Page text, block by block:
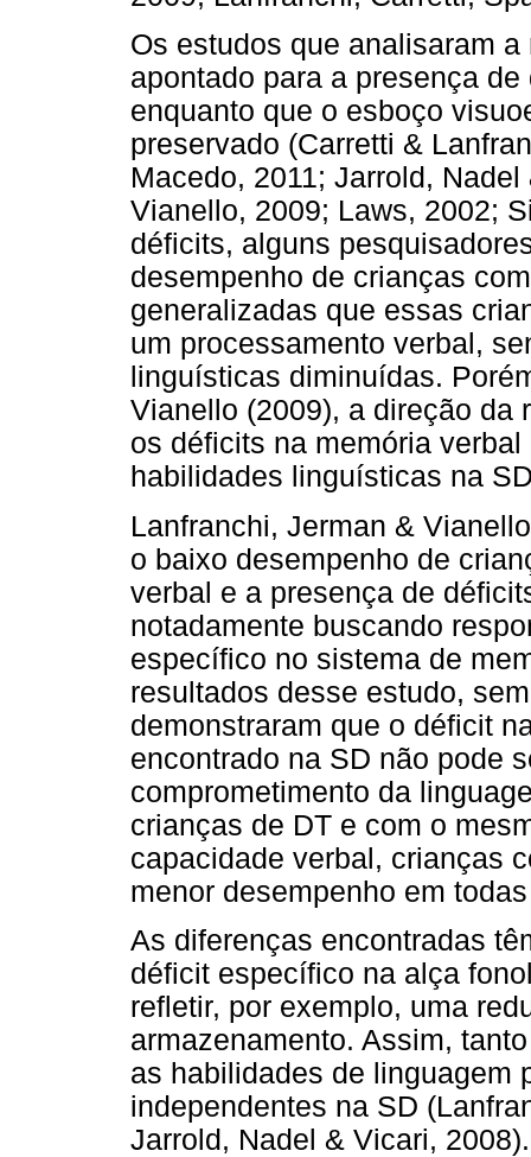
Os estudos que analisaram
apontado para a presença
enquanto que o esboço
preservado (Carretti &
Macedo, 2011; Jarrold,
Vianello, 2009; Laws, 2002;
déficits, alguns
desempenho de crianças
generalizadas que essas
um processamento verbal,
linguísticas diminuídas.
Vianello (2009), a direção da
os déficits na memória
habilidades linguísticas na
Lanfranchi, Jerman &
o baixo desempenho de
verbal e a presença de
notadamente buscando
específico no sistema de
resultados desse estudo,
demonstraram que o déficit
encontrado na SD não pode
comprometimento da
crianças de DT e com o
capacidade verbal, crianças
menor desempenho em
As diferenças encontradas
déficit específico na alça
refletir, por exemplo, uma
armazenamento. Assim,
as habilidades de linguagem
independentes na SD
Jarrold, Nadel & Vicari, 2008).